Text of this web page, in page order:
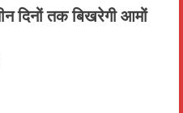
दिनों तक बिखरेगी आमों